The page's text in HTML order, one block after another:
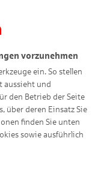
vorzunehmen
ein. So stellen
aussieht und
den Betrieb der Seite
über deren Einsatz Sie
finden Sie unten
sowie ausführlich